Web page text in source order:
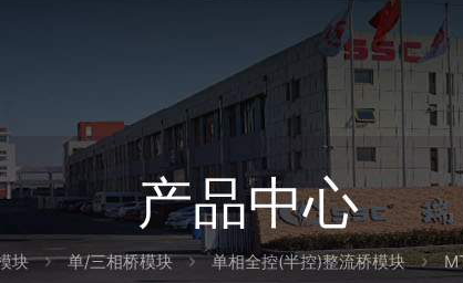
产品中心
块 单/三相桥模块 单相全控(半控)整流桥模块